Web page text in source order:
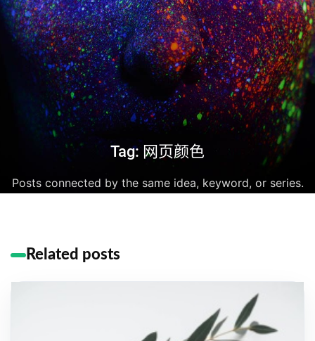
Tag: 网页颜色
Posts connected by the same idea, keyword, or series.
Related posts